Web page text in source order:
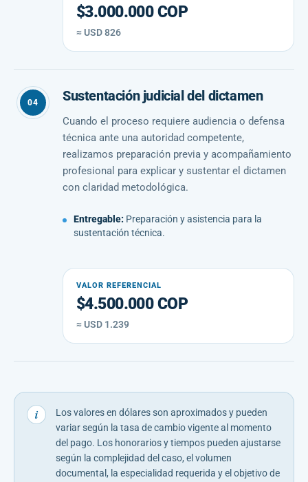
$3.000.000 COP
≈ USD 826
04 Sustentación judicial del dictamen
Cuando el proceso requiere audiencia o defensa
técnica ante una autoridad competente,
realizamos preparación previa y acompañamiento
profesional para explicar y sustentar el dictamen
con claridad metodológica.
Entregable: Preparación y asistencia para la
sustentación técnica.
VALOR REFERENCIAL
$4.500.000 COP
≈ USD 1.239
i
Los valores en dólares son aproximados y pueden
variar según la tasa de cambio vigente al momento
del pago. Los honorarios y tiempos pueden ajustarse
según la complejidad del caso, el volumen
documental, la especialidad requerida y el objetivo de